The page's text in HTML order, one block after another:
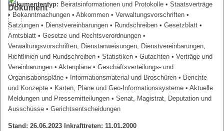
Dokumententyp: Beiratsinformationen und Protokolle • Staatsverträge
• Bekanntmachungen • Abkommen • Verwaltungsvorschriften •
Satzungen • Dienstvereinbarungen • Rundschreiben • Gesetzblatt •
Amtsblatt • Gesetze und Rechtsverordnungen •
Verwaltungsvorschriften, Dienstanweisungen, Dienstvereinbarungen,
Richtlinien und Rundschreiben • Statistiken • Gutachten • Verträge und
Vereinbarungen • Aktenpläne • Geschäftsverteilungs- und
Organisationspläne • Informationsmaterial und Broschüren • Berichte
und Konzepte • Karten, Pläne und Geo-Informationssysteme • Aktuelle
Meldungen und Pressemitteilungen • Senat, Magistrat, Deputation und
Ausschüsse • Gerichtsentscheidungen
Stand: 26.06.2023 Inkrafttreten: 11.01.2000